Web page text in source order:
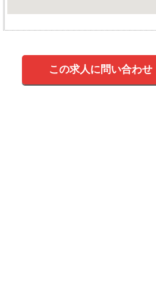
この求人に問い合わせ